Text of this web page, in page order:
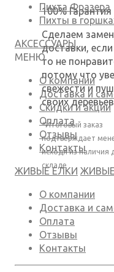
100% Гарантия
Сделаем
доставки,
то не
потому что
свежести и
своих деревьев
*Итоговый заказ
подтверждает
исходя из наличия
складе
Пихта Фразера
Пихты в
АКСЕССУАРЫ
МЕНЮ
О компании
Доставка и
Скидки и акции
Оплата
Отзывы
Контакты
ЖИВЫЕ ЕЛКИ
О компании
Доставка и
Оплата
Отзывы
Контакты